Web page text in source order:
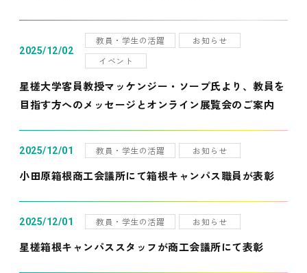
2025/12/02
教員・学生の活躍
お知らせ
イベント
星槎大学客員教授マッケンジー・ソープ氏より、教員を
目指す方へのメッセージとオンライン展覧会のご案内
2025/12/01 教員・学生の活躍 お知らせ
小田原箱根商工会議所にて箱根キャンパス職員が表彰
2025/12/01 教員・学生の活躍 お知らせ
星槎箱根キャンパススタッフが商工会議所にて表彰